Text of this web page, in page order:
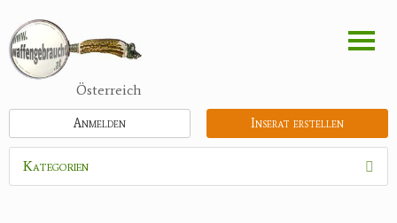
zum
Inhalt
Österreich
Inserat erstellen
Anmelden
Kategorien